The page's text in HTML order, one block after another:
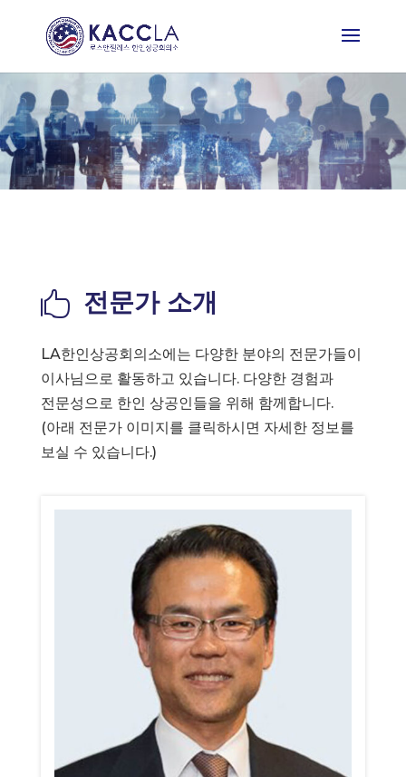
 전문가 소개
LA한인상공회의소에는 다양한 분야의 전문가들이
이사님으로 활동하고 있습니다. 다양한 경험과
전문성으로 한인 상공인들을 위해 함께합니다.
(아래 전문가 이미지를 클릭하시면 자세한 정보를
보실 수 있습니다.)